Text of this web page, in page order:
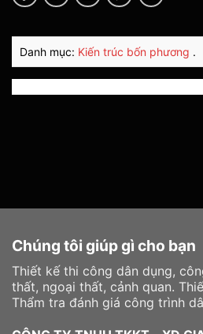
Danh mục: Kiến trúc bốn phương .
Chúng tôi giúp gì cho bạn
Thiết kế thi công dân dụng,
thất, ngoại thất, cảnh quan.
Thẩm tra đánh giá công trình